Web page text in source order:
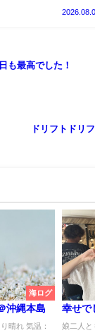
も最高でした！
ドリフトドリ
海ログ
沖縄本島
晴れ 気温：
幸せで
娘二人と